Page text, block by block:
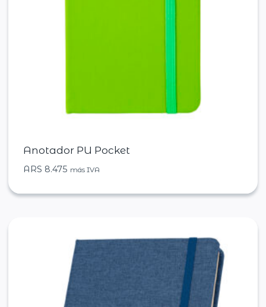
Anotador PU Pocket
ARS 8.475 más IVA